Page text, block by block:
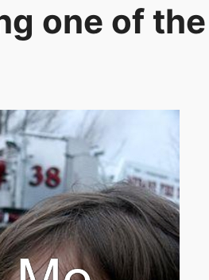
one of the